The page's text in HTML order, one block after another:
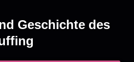
Geschichte des